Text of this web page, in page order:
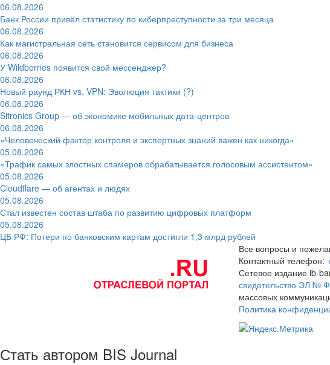
06.08.2026
Банк России привёл статистику по киберпреступности за три месяца
06.08.2026
Как магистральная сеть становится сервисом для бизнеса
06.08.2026
У Wildberries появится свой мессенджер?
06.08.2026
Новый раунд РКН vs. VPN: Эволюция тактики (?)
06.08.2026
Sitronics Group — об экономике мобильных дата-центров
06.08.2026
«Человеческий фактор контроля и экспертных знаний важен как никогда»
05.08.2026
«Трафик самых злостных спамеров обрабатывается голосовым ассистентом»
05.08.2026
Cloudflare — об агентах и людях
05.08.2026
Стал известен состав штаба по развитию цифровых платформ
05.08.2026
ЦБ РФ: Потери по банковским картам достигли 1,3 млрд рублей
Все вопросы и
Контактный телефон:
Сетевое издание ib-
свидетельство ЭЛ №
массовых
Политика
Стать автором BIS Journal